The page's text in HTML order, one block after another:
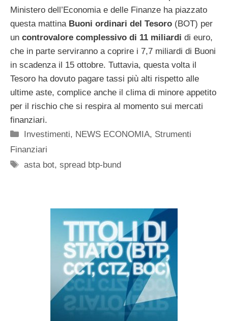
Ministero dell’Economia e delle Finanze ha piazzato
questa mattina Buoni ordinari del Tesoro (BOT) per
un controvalore complessivo di 11 miliardi di euro,
che in parte serviranno a coprire i 7,7 miliardi di Buoni
in scadenza il 15 ottobre. Tuttavia, questa volta il
Tesoro ha dovuto pagare tassi più alti rispetto alle
ultime aste, complice anche il clima di minore appetito
per il rischio che si respira al momento sui mercati
finanziari.
Categorie
Investimenti, NEWS ECONOMIA, Strumenti
Finanziari
Tag
asta bot,spread btp-bund